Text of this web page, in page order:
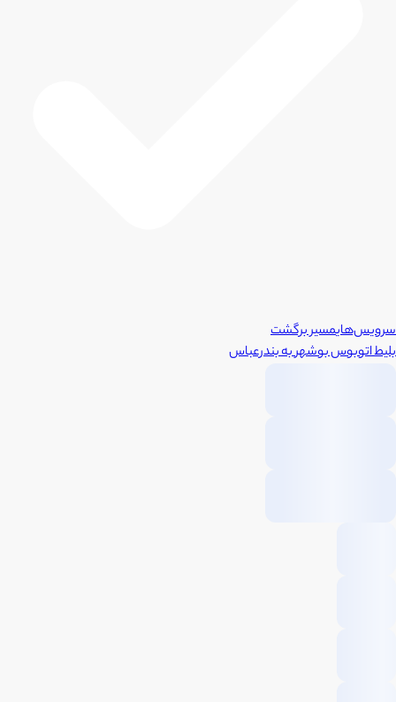
سرویس‌هایمسیر برگشت
بلیط اتوبوسبوشهربهبندرعباس